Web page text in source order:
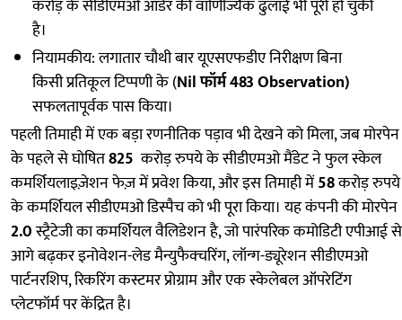
करोड़ के सीडीएमओ ऑर्डर की वाणिज्यिक ढुलाई भी पूरी हो चुकी
है।
नियामकीय: लगातार चौथी बार यूएसएफडीए निरीक्षण बिना
किसी प्रतिकूल टिप्पणी के (Nil फॉर्म 483 Observation)
सफलतापूर्वक पास किया।
पहली तिमाही में एक बड़ा रणनीतिक पड़ाव भी देखने को मिला, जब मोरपेन
के पहले से घोषित825 करोड़ रुपये के सीडीएमओ मैंडेट ने फुल स्केल
कमर्शियलाइज़ेशन फेज़ में प्रवेश किया, और इस तिमाही में58करोड़ रुपये
के कमर्शियल सीडीएमओ डिस्पैच को भी पूरा किया। यह कंपनी की मोरपेन
2.0स्ट्रैटेजी का कमर्शियल वैलिडेशन है, जो पारंपरिक कमोडिटी एपीआई से
आगे बढ़कर इनोवेशन-लेड मैन्युफैक्चरिंग, लॉन्ग-ड्यूरेशन सीडीएमओ
पार्टनरशिप, रिकरिंग कस्टमर प्रोग्राम और एक स्केलेबल ऑपरेटिंग
प्लेटफॉर्म पर केंद्रित है।